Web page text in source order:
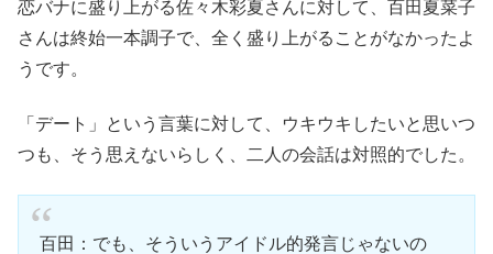
恋バナに盛り上がる佐々木彩夏さんに対して、百田夏菜子
さんは終始一本調子で、全く盛り上がることがなかったよ
うです。
「デート」という言葉に対して、ウキウキしたいと思いつ
つも、そう思えないらしく、二人の会話は対照的でした。
百田：でも、そういうアイドル的発言じゃないの